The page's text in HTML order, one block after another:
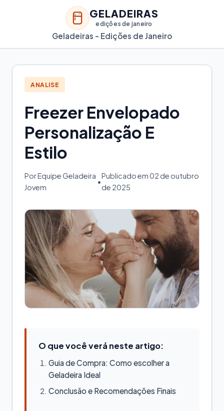
GELADEIRAS
edições de janeiro
Geladeiras - Edições de Janeiro
ANALISE
Freezer Envelopado
Personalização E
Estilo
Por Equipe Geladeira
Jovem
•
Publicado em 02 de outubro
de 2025
O que você verá neste artigo:
Guia de Compra: Como escolher a
Geladeira Ideal
Conclusão e Recomendações Finais